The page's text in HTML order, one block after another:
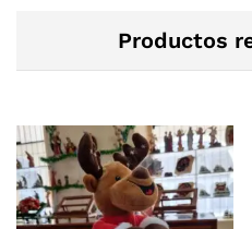
Productos